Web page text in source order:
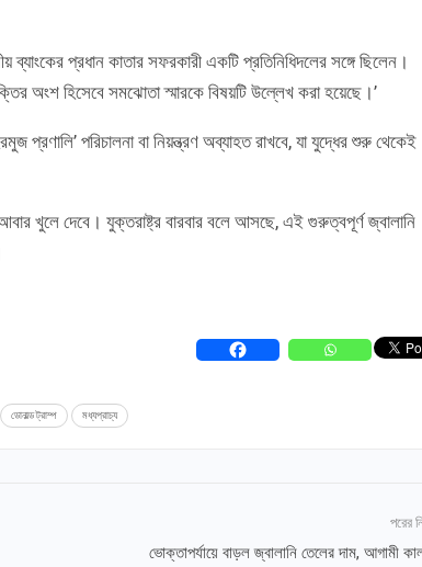
প্রধান কাতার সফরকারী একটি প্রতিনিধিদলের সঙ্গে ছিলেন।
অংশ হিসেবে সমঝোতা স্মারকে বিষয়টি উল্লেখ করা হয়েছে।’
প্রণালি’ পরিচালনা বা নিয়ন্ত্রণ অব্যাহত রাখবে, যা যুদ্ধের শুরু থেকেই
খুলে দেবে। যুক্তরাষ্ট্র বারবার বলে আসছে, এই গুরুত্বপূর্ণ জ্বালানি
ডোনাল্ড ট্রাম্প মধ্যপ্রাচ্য
পরের
ভোক্তাপর্যায়ে বাড়ল জ্বালানি তেলের দাম, আগামী